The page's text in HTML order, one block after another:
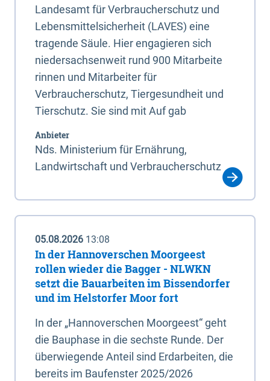
Landesamt für Verbraucherschutz und
Lebensmittelsicherheit (LAVES) eine
tragende Säule. Hier engagieren sich
niedersachsenweit rund 900 Mitarbeite
rinnen und Mitarbeiter für
Verbraucherschutz, Tiergesundheit und
Tierschutz. Sie sind mit Auf gab
Anbieter
Nds. Ministerium für Ernährung,
Landwirtschaft und Verbraucherschutz
05.08.2026 13:08
In der Hannoverschen Moorgeest
rollen wieder die Bagger - NLWKN
setzt die Bauarbeiten im Bissendorfer
und im Helstorfer Moor fort
In der „Hannoverschen Moorgeest“ geht
die Bauphase in die sechste Runde. Der
überwiegende Anteil sind Erdarbeiten, die
bereits im Baufenster 2025/2026